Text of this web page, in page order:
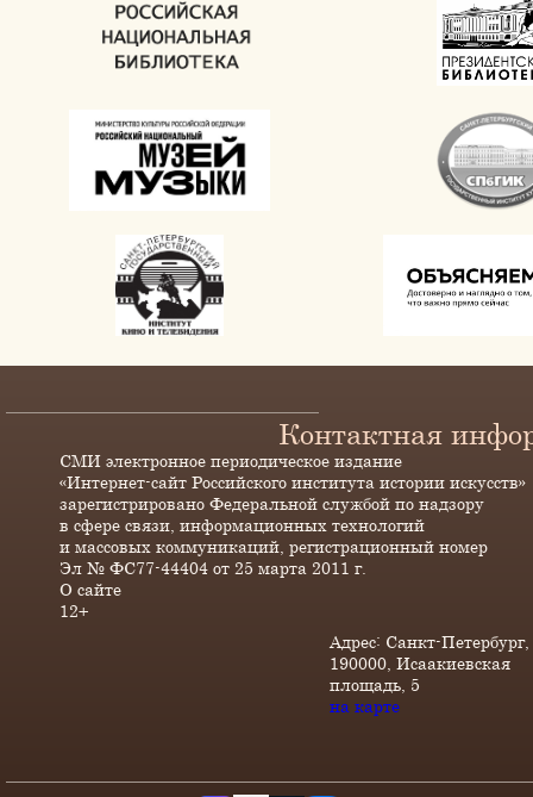
Контактная
СМИ электронное периодическое издание
«Интернет-сайт Российского института истории искусств»
зарегистрировано Федеральной службой по надзору
в сфере связи, информационных технологий
и массовых коммуникаций, регистрационный номер
Эл № ФС77-44404 от 25 марта 2011 г.
О сайте
12+
Адрес: Санкт-Петербург,
190000, Исаакиевская
площадь, 5
на карте